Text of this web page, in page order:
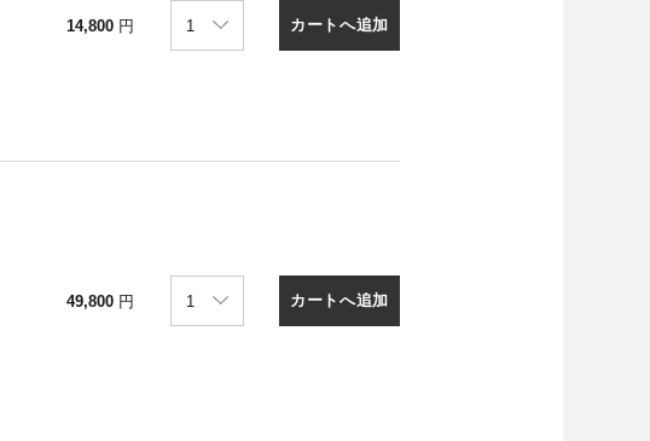
14,800 円 カートへ追加
49,800 円 カートへ追加